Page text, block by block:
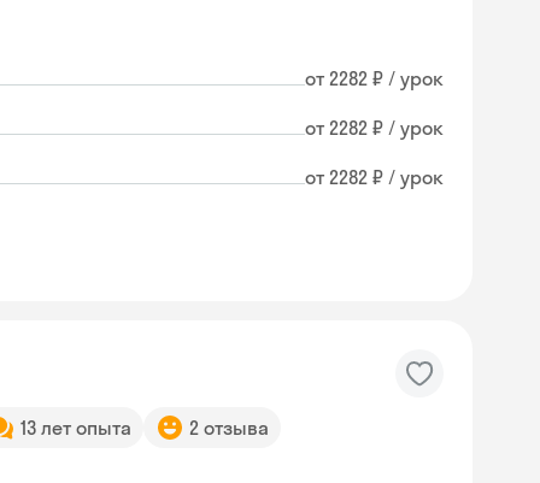
от 2282 ₽ / урок
от 2282 ₽ / урок
от 2282 ₽ / урок
13 лет опыта 2 отзыва